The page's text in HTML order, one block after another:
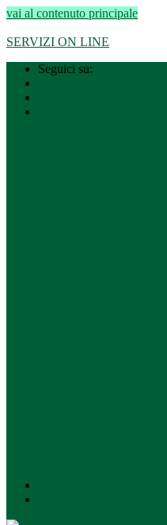
vai al contenuto principale
SERVIZI ON LINE
Seguici su: